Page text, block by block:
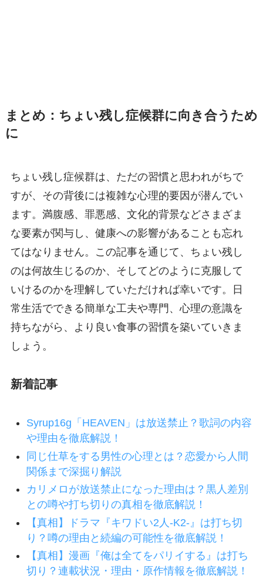
まとめ：ちょい残し症候群に向き合うため
に
ちょい残し症候群は、ただの習慣と思われがちで
すが、その背後には複雑な心理的要因が潜んでい
ます。満腹感、罪悪感、文化的背景などさまざま
な要素が関与し、健康への影響があることも忘れ
てはなりません。この記事を通じて、ちょい残し
のは何故生じるのか、そしてどのように克服して
いけるのかを理解していただければ幸いです。日
常生活でできる簡単な工夫や専門、心理の意識を
持ちながら、より良い食事の習慣を築いていきま
しょう。
新着記事
Syrup16g「HEAVEN」は放送禁止？歌詞の内容
や理由を徹底解説！
同じ仕草をする男性の心理とは？恋愛から人間
関係まで深掘り解説
カリメロが放送禁止になった理由は？黒人差別
との噂や打ち切りの真相を徹底解説！
【真相】ドラマ『キワドい2人-K2-』は打ち切
り？噂の理由と続編の可能性を徹底解説！
【真相】漫画『俺は全てをパリイする』は打ち
切り？連載状況・理由・原作情報を徹底解説！